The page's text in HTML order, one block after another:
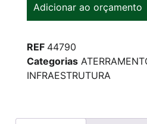
Adicionar ao orçamento
REF 44790
Categorias
INFRAESTRUTURA